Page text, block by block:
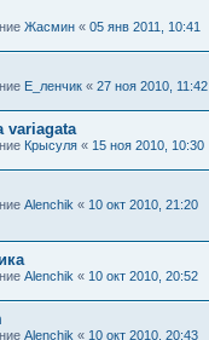
Жасмин « 05 янв 2011, 10:41
Е_ленчик « 27 ноя 2010, 11:42
variagata
Крысуля « 15 ноя 2010, 10:30
Alenchik « 10 окт 2010, 21:20
Alenchik « 10 окт 2010, 20:52
Alenchik « 10 окт 2010, 20:43